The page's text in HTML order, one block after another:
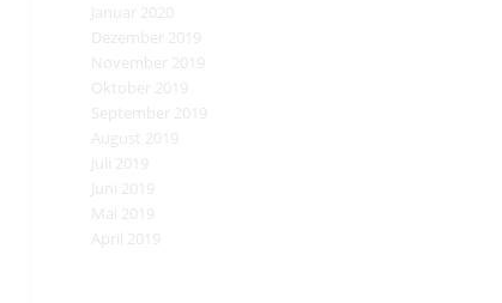
Januar 2020
Dezember 2019
November 2019
Oktober 2019
September 2019
August 2019
Juli 2019
Juni 2019
Mai 2019
April 2019